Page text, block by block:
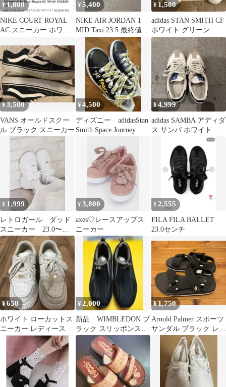
¥1,800
NIKE COURT ROYAL
AC スニーカー ホワイ
¥5,400
NIKE AIR JORDAN 1
MID Taxi 23.5 最終値下
¥1,500
adidas STAN SMITH CF
ホワイト グリーン
¥3,500
VANS オールドスクー
ル ブラック スニーカー
¥4,500
ディズニー adidasStan
Smith Space Journey
¥4,999
adidas SAMBA アディダ
ス サンバ ホワイト ブ
¥ 1,999
レトロガール ダッド
スニーカー 23.0〜
23.5cm
¥3,800
axes♡レースアップス
ニーカー
¥ 2,555
FILA FILA BALLET
23.0センチ
¥650
ホワイト ローカットス
ニーカー レディース
¥ 2,000
新品 WIMBLEDON ブ
ラック スリッポンスニ
ーカー
¥ 1,750
Arnold Palmer スポーツ
サンダル ブラック レデ
ィースMサイズ